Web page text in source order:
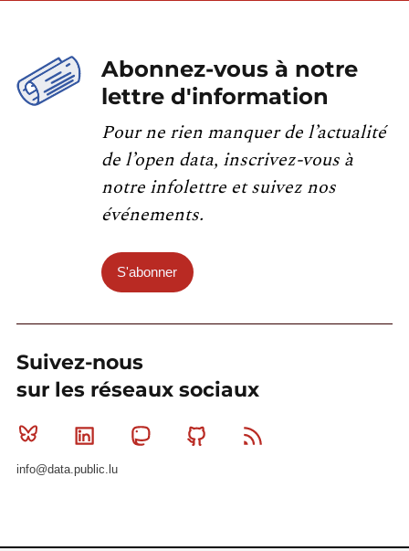
Abonnez-vous à notre
lettre d'information
Pour ne rien manquer de l’actualité
de l’open data, inscrivez-vous à
notre infolettre et suivez nos
événements.
S'abonner
Suivez-nous
sur les réseaux sociaux
Bluesky Linkedin MastodonGithub
info@data.public.lu